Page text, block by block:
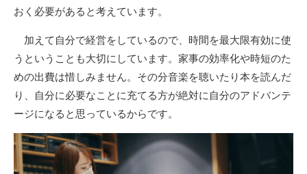
おく必要があると考えています。
加えて自分で経営をしているので、時間を最大限有効に使
うということも大切にしています。家事の効率化や時短のた
めの出費は惜しみません。その分音楽を聴いたり本を読んだ
り、自分に必要なことに充てる方が絶対に自分のアドバンテ
ージになると思っているからです。